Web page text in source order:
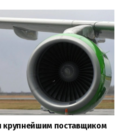
крупнейшим поставщиком